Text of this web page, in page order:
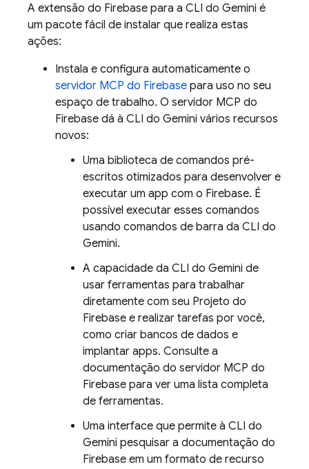
A extensão do Firebase para a CLI do Gemini é
um pacote fácil de instalar que realiza estas
ações:
Instala e configura automaticamente o
servidor MCP do Firebase para uso no seu
espaço de trabalho. O servidor MCP do
Firebase dá à CLI do Gemini vários recursos
novos:
Uma biblioteca de comandos pré-
escritos otimizados para desenvolver e
executar um app com o Firebase. É
possível executar esses comandos
usando comandos de barra da CLI do
Gemini.
A capacidade da CLI do Gemini de
usar ferramentas para trabalhar
diretamente com seu Projeto do
Firebase e realizar tarefas por você,
como criar bancos de dados e
implantar apps. Consulte a
documentação do servidor MCP do
Firebase para ver uma lista completa
de ferramentas.
Uma interface que permite à CLI do
Gemini pesquisar a documentação do
Firebase em um formato de recurso